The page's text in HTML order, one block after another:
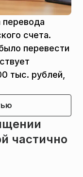
счета.
перевести
тыс. рублей,
частично